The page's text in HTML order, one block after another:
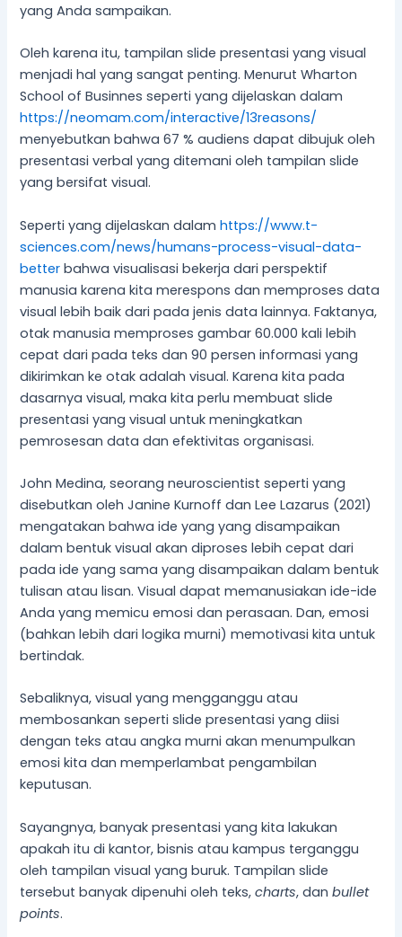
yang Anda sampaikan.
Oleh karena itu, tampilan slide presentasi yang visual
menjadi hal yang sangat penting. Menurut Wharton
School of Businnes seperti yang dijelaskan dalam
https://neomam.com/interactive/13reasons/
menyebutkan bahwa 67 % audiens dapat dibujuk oleh
presentasi verbal yang ditemani oleh tampilan slide
yang bersifat visual.
Seperti yang dijelaskan dalamhttps://www.t-
sciences.com/news/humans-process-visual-data-
better bahwa visualisasi bekerja dari perspektif
manusia karena kita merespons dan memproses data
visual lebih baik dari pada jenis data lainnya. Faktanya,
otak manusia memproses gambar 60.000 kali lebih
cepat dari pada teks dan 90 persen informasi yang
dikirimkan ke otak adalah visual. Karena kita pada
dasarnya visual, maka kita perlu membuat slide
presentasi yang visual untuk meningkatkan
pemrosesan data dan efektivitas organisasi.
John Medina, seorang neuroscientist seperti yang
disebutkan oleh Janine Kurnoff dan Lee Lazarus (2021)
mengatakan bahwa ide yang yang disampaikan
dalam bentuk visual akan diproses lebih cepat dari
pada ide yang sama yang disampaikan dalam bentuk
tulisan atau lisan. Visual dapat memanusiakan ide-ide
Anda yang memicu emosi dan perasaan. Dan, emosi
(bahkan lebih dari logika murni) memotivasi kita untuk
bertindak.
Sebaliknya, visual yang mengganggu atau
membosankan seperti slide presentasi yang diisi
dengan teks atau angka murni akan menumpulkan
emosi kita dan memperlambat pengambilan
keputusan.
Sayangnya, banyak presentasi yang kita lakukan
apakah itu di kantor, bisnis atau kampus terganggu
oleh tampilan visual yang buruk. Tampilan slide
tersebut banyak dipenuhi oleh teks,charts, danbullet
points.